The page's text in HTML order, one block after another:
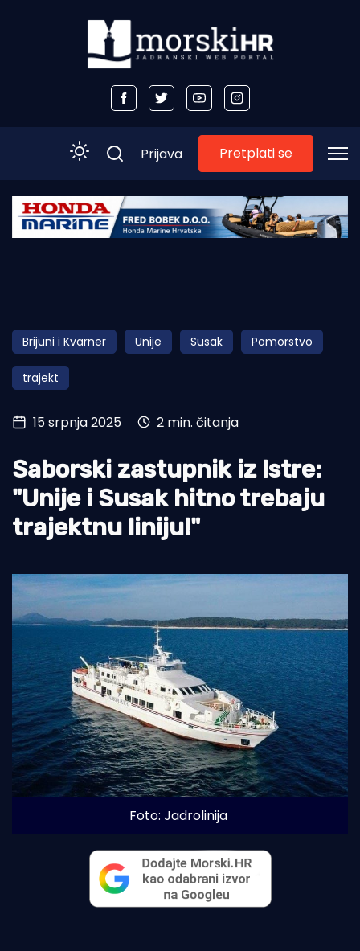
Početna
Obala
Otoci
Turizam i nautika
Pomorstvo
Ekologija
Tradicija i kultura
Prijava Pretplati se
Brijuni i Kvarner Unije Susak Pomorstvo
trajekt
15 srpnja 2025 2 min. čitanja
Saborski zastupnik iz Istre:
"Unije i Susak hitno trebaju
trajektnu liniju!"
Foto: Jadrolinija